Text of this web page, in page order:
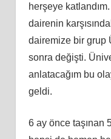
herşeye
dairenin
dairemize bir grup
sonra değişti.
anlatacağım bu
geldi.
6 ay önce taşınan